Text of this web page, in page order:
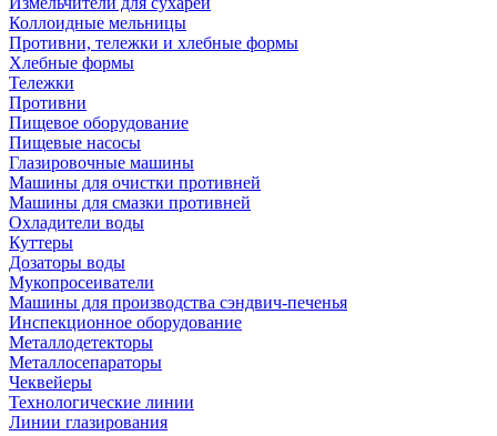
Коллоидные мельницы
Противни, тележки и хлебные формы
Хлебные формы
Тележки
Противни
Пищевое оборудование
Пищевые насосы
Глазировочные машины
Машины для очистки противней
Машины для смазки противней
Охладители воды
Куттеры
Дозаторы воды
Мукопросеиватели
Машины для производства сэндвич-печенья
Инспекционное оборудование
Металлодетекторы
Металлосепараторы
Чеквейеры
Технологические линии
Линии глазирования